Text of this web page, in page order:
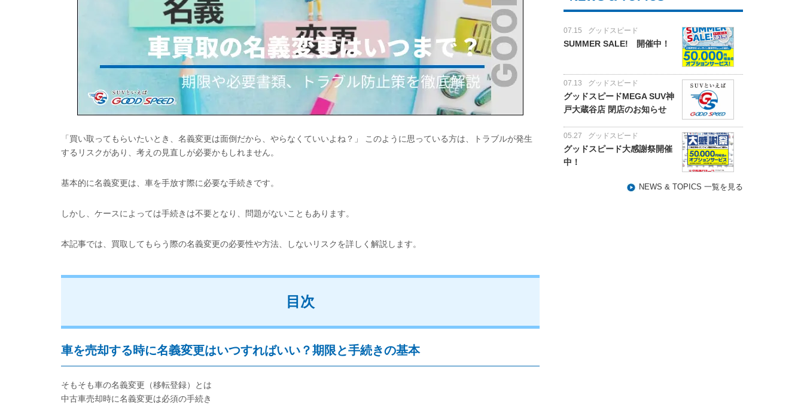
「買い取ってもらいたいとき、名義変更は面倒だから、やらなくていいよね？」 このように思っている方は、トラブルが発生
するリスクがあり、考えの見直しが必要かもしれません。
基本的に名義変更は、車を手放す際に必要な手続きです。
しかし、ケースによっては手続きは不要となり、問題がないこともあります。
本記事では、買取してもらう際の名義変更の必要性や方法、しないリスクを詳しく解説します。
目次
車を売却する時に名義変更はいつすればいい？期限と手続きの基本
そもそも車の名義変更（移転登録）とは
中古車売却時に名義変更は必須の手続き
07.15 グッドスピード
SUMMER SALE! 開催中！
07.13 グッドスピード
グッドスピードMEGA SUV神
戸大蔵谷店 閉店のお知らせ
05.27 グッドスピード
グッドスピード大感謝祭開催
中！
NEWS & TOPICS 一覧を見る